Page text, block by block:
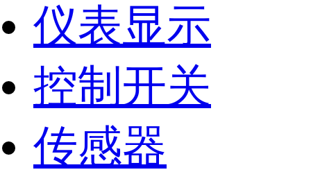
仪表显示
控制开关
传感器